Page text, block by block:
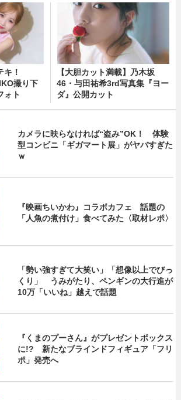
キ！
撮り下
ォト
【大胆カット満載】乃木坂
46・与田祐希3rd写真集『ヨー
ダ』公開カット
カメラに映らなければ“盗み”OK！ 体験
型コンビニ「ギガマート展」がヤバすぎた
ｗ
『映画ちいかわ』コラボカフェ 話題の
「人魚の煮付け」食べてみた〈取材レポ〉
「勢い強すぎて大笑い」「想像以上でびっ
くり」 うみがたり、ペンギンの大行進が
10万「いいね」越えで話題
『くまのプーさん』がプレゼントボックス
に!? 新たなブラインドフィギュア「フリ
ポ」発売へ